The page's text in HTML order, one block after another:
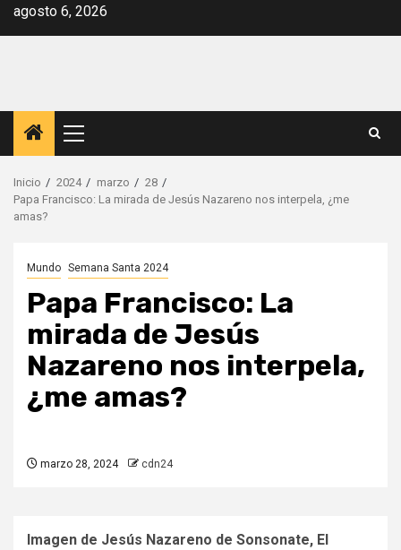
Saltar
agosto 6, 2026
Menú
principal
Inicio 2024 marzo
28
Papa Francisco: La mirada de Jesús Nazareno nos interpela, ¿me
amas?
Mundo Semana Santa 2024
Papa Francisco: La
mirada de Jesús
Nazareno nos interpela,
¿me amas?
marzo 28, 2024 cdn24
Imagen de Jesús Nazareno de Sonsonate, El